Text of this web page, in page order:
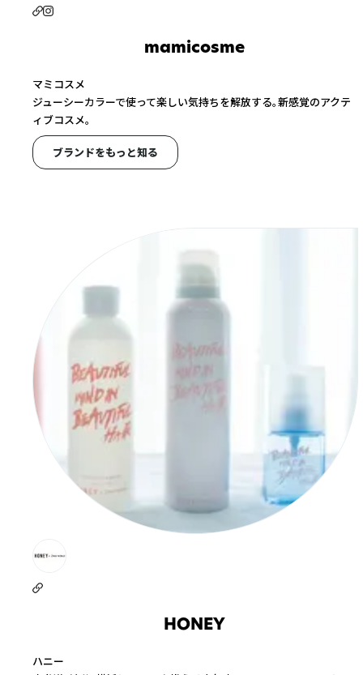
mamicosme
マミコスメ
ジューシーカラーで使って楽しい気持ちを解放する。新感覚のアクテ
ィブコスメ。
ブランドをもっと知る
HONEY
ハニー